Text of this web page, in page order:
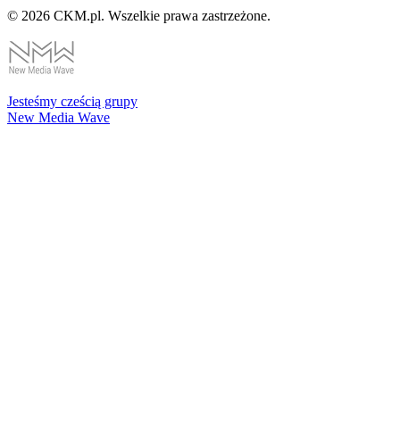
© 2026 CKM.pl. Wszelkie prawa zastrzeżone.
Jesteśmy cześcią grupy
New Media Wave